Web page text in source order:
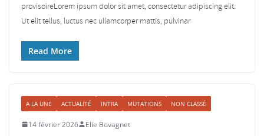
provisoireLorem ipsum dolor sit amet, consectetur adipiscing elit.
Ut elit tellus, luctus nec ullamcorper mattis, pulvinar
Read More
A LA UNE ACTUALITÉ INTRA MUTATIONS NON CLASSÉ
14 février 2026 Elie Bovagnet